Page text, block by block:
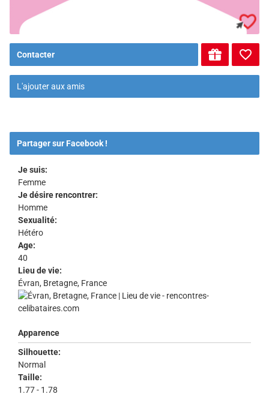
Contacter
L'ajouter aux amis
Partager sur Facebook !
Je suis:
Femme
Je désire rencontrer:
Homme
Sexualité:
Hétéro
Age:
40
Lieu de vie:
Évran, Bretagne, France
Apparence
Silhouette:
Normal
Taille:
1.77 - 1.78